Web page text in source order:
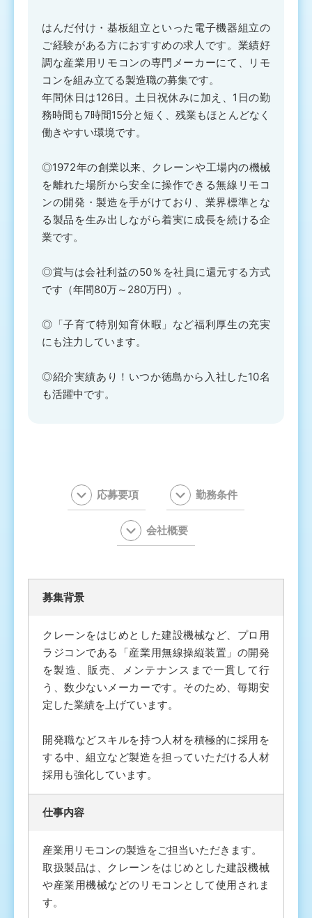
はんだ付け・基板組立といった電子機器組立の
ご経験がある方におすすめの求人です。業績好
調な産業用リモコンの専門メーカーにて、リモ
コンを組み立てる製造職の募集です。
年間休日は126日。土日祝休みに加え、1日の勤
務時間も7時間15分と短く、残業もほとんどなく
働きやすい環境です。
◎1972年の創業以来、クレーンや工場内の機械
を離れた場所から安全に操作できる無線リモコ
ンの開発・製造を手がけており、業界標準とな
る製品を生み出しながら着実に成長を続ける企
業です。
◎賞与は会社利益の50％を社員に還元する方式
です（年間80万～280万円）。
◎「子育て特別知育休暇」など福利厚生の充実
にも注力しています。
◎紹介実績あり！いつか徳島から入社した10名
も活躍中です。
応募要項 勤務条件
会社概要
募集背景
クレーンをはじめとした建設機械など、プロ用
ラジコンである「産業用無線操縦装置」の開発
を製造、販売、メンテナンスまで一貫して行
う、数少ないメーカーです。そのため、毎期安
定した業績を上げています。
開発職などスキルを持つ人材を積極的に採用を
する中、組立など製造を担っていただける人材
採用も強化しています。
仕事内容
産業用リモコンの製造をご担当いただきます。
取扱製品は、クレーンをはじめとした建設機械
や産業用機械などのリモコンとして使用されま
す。